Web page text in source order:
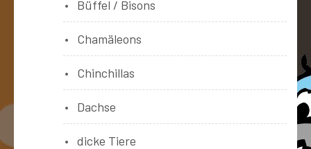
Büffel / Bisons
Chamäleons
Chinchillas
Dachse
dicke Tiere